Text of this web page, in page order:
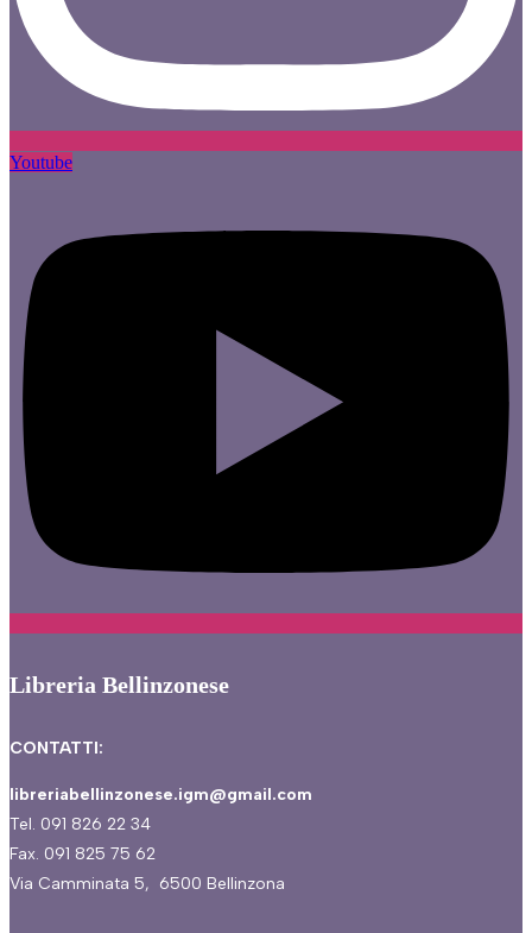
Youtube
Libreria Bellinzonese
CONTATTI:
libreriabellinzonese.igm@gmail.com
Tel. 091 826 22 34
Fax. 091 825 75 62
Via Camminata 5, 6500 Bellinzona